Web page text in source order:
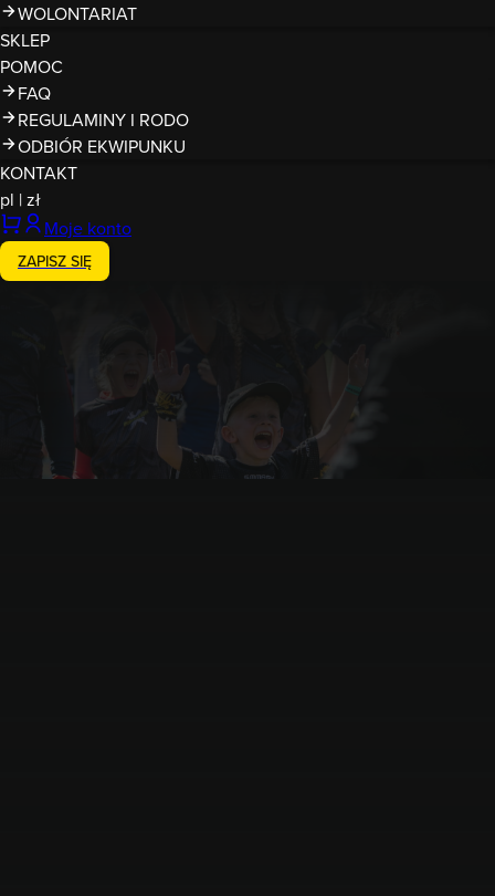
WOLONTARIAT
SKLEP
POMOC
FAQ
REGULAMINY I RODO
ODBIÓR EKWIPUNKU
KONTAKT
pl |zł
Moje konto
ZAPISZ SIĘ
Runmageddon Lite Kobierzyce
Kobierzyce